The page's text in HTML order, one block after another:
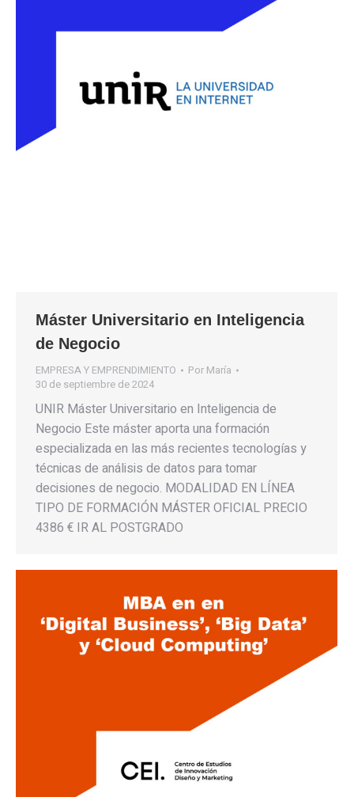
Máster Universitario en Inteligencia
de Negocio
EMPRESA Y EMPRENDIMIENTO Por María
30 de septiembre de 2024
UNIR Máster Universitario en Inteligencia de
Negocio Este máster aporta una formación
especializada en las más recientes tecnologías y
técnicas de análisis de datos para tomar
decisiones de negocio. MODALIDAD EN LÍNEA
TIPO DE FORMACIÓN MÁSTER OFICIAL PRECIO
4386 € IR AL POSTGRADO